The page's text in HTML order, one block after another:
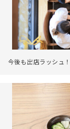
今後も出店ラッシュ